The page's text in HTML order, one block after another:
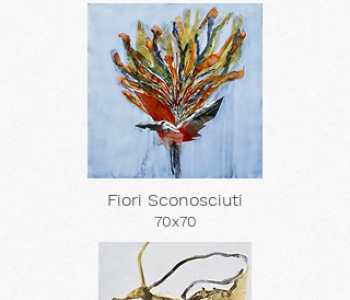
Fiori Sconosciuti
70x70